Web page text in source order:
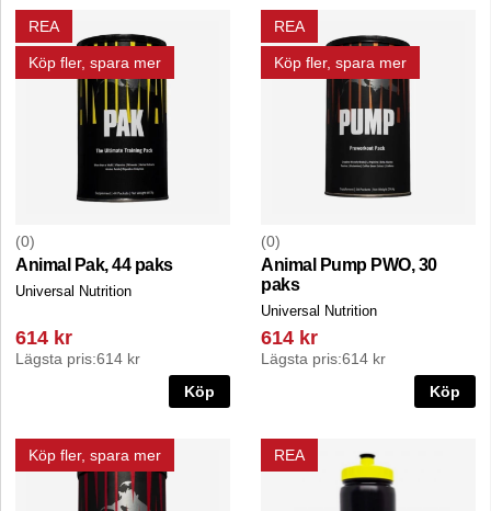
REA
Köp fler, spara mer
0
Animal Pak, 44 paks
Universal Nutrition
614 kr
Lägsta pris:614 kr
Köp
REA
Köp fler, spara mer
0
Animal Pump PWO, 30
paks
Universal Nutrition
614 kr
Lägsta pris:614 kr
Köp
Köp fler, spara mer REA